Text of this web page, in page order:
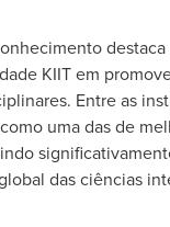
KIIT em
Entre as
uma das de
das ciências